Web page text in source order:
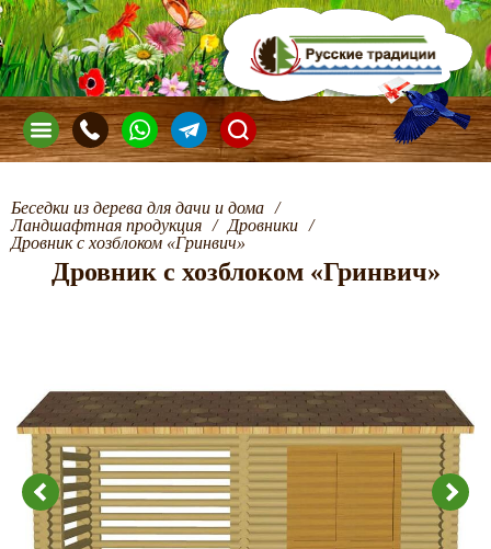
Беседки из дерева для дачи и дома /
Ландшафтная продукция / Дровники /
Дровник с хозблоком «Гринвич»
Дровник с хозблоком «Гринвич»